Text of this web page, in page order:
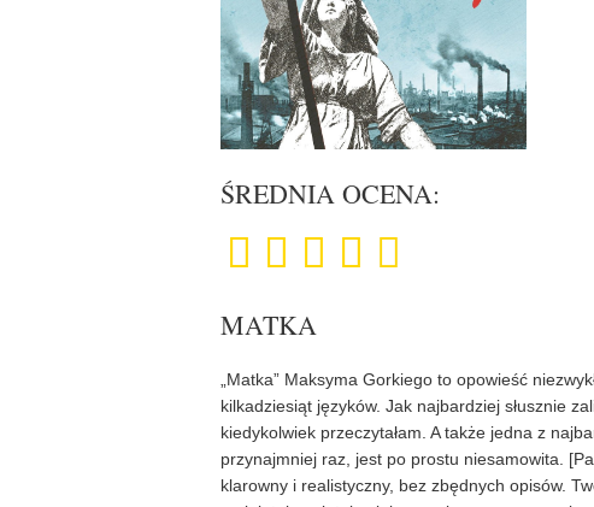
ŚREDNIA OCENA:
MATKA
„Matka” Maksyma Gorkiego to opowieść
kilkadziesiąt języków. Jak najbardziej słusznie
kiedykolwiek przeczytałam. A także jedna z
przynajmniej raz, jest po prostu niesamowita.
klarowny i realistyczny, bez zbędnych opisów.